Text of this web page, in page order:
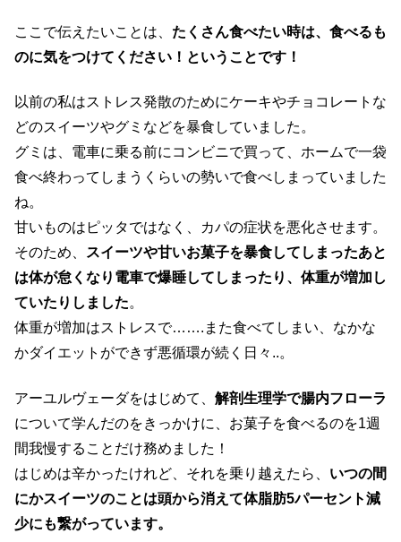
ここで伝えたいことは、 たくさん食べたい時は、食べるも
のに気をつけてください！ということです！
以前の私はストレス発散のためにケーキやチョコレートな
どのスイーツやグミなどを暴食していました。
グミは、電車に乗る前にコンビニで買って、ホームで一袋
食べ終わってしまうくらいの勢いで食べしまっていました
ね。
甘いものはピッタではなく、カパの症状を悪化させます。
そのため、
スイーツや甘いお菓子を暴食してしまったあと
は体が怠くなり電車で爆睡してしまったり、体重が増加し
ていたりしました。
体重が増加はストレスで…….また食べてしまい、なかな
かダイエットができず悪循環が続く日々..。
アーユルヴェーダをはじめて、 解剖生理学で腸内フローラ
について学んだのをきっかけに、お菓子を食べるのを1週
間我慢することだけ務めました！
はじめは辛かったけれど、それを乗り越えたら、 いつの間
にかスイーツのことは頭から消えて体脂肪5パーセント減
少にも繋がっています。